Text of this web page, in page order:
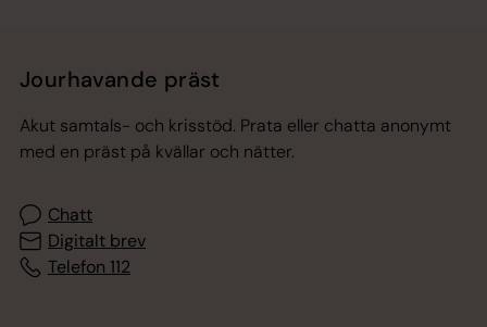
Jourhavande präst
Akut samtals- och krisstöd. Prata eller chatta anonymt
med en präst på kvällar och nätter.
Chatt
Digitalt brev
Telefon 112